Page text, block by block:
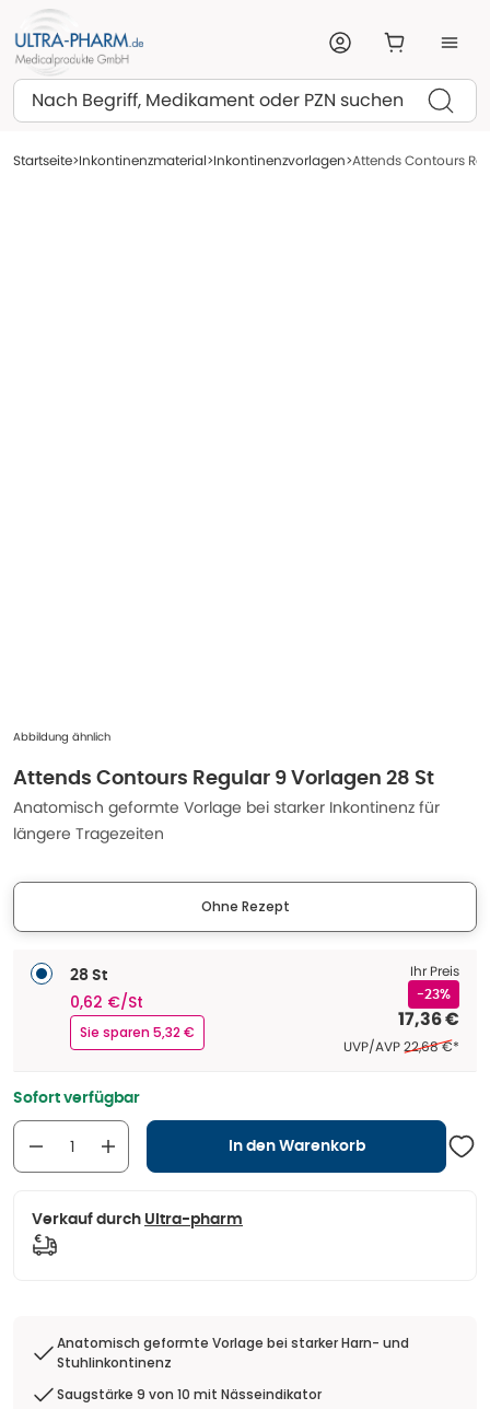
Suchen
Startseite Inkontinenzmaterial Inkontinenzvorlagen Attends Contours
Abbildung ähnlich
Attends Contours Regular 9 Vorlagen 28 St
Anatomisch geformte Vorlage bei starker Inkontinenz für
längere Tragezeiten
Ohne Rezept
28 St
0,62 €/St
Sie sparen 5,32 €
Ihr Preis
-23%
17,36 €
UVP/AVPEhemaliger
22,68 €*
Sofort verfügbar
In den Warenkorb
Verkauf durch Ultra-pharm
Anatomisch geformte Vorlage bei starker Harn- und
Stuhlinkontinenz
Saugstärke 9 von 10 mit Nässeindikator